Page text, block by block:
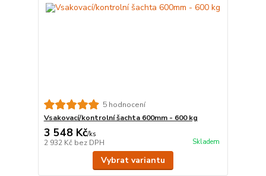
5 hodnocení
Vsakovací/kontrolní šachta 600mm - 600 kg
3 548 Kč/ks
2 932 Kč bez DPH Skladem
Vybrat variantu